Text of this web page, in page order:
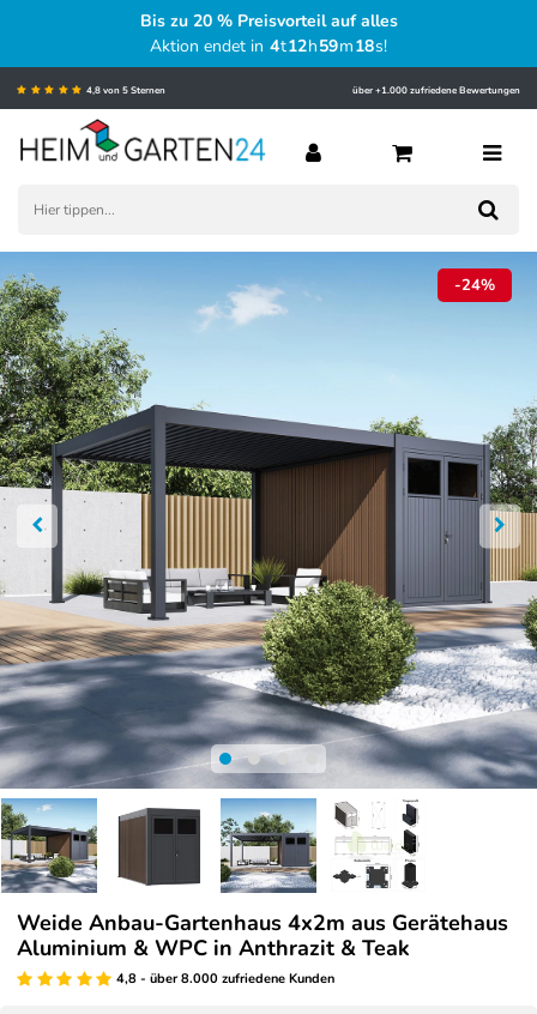
Bis zu 20 % Preisvorteil auf alles
Aktion endet in 4t12h59m17s!
4,8 von 5 Sternen über +1.000 zufriedene Bewertungen
-24%
Weide Anbau-Gartenhaus 4x2m aus Gerätehaus
Aluminium & WPC in Anthrazit & Teak
4,8 - über 8.000 zufriedene Kunden